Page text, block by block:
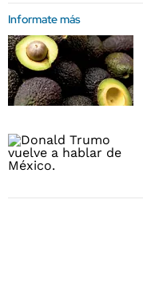
Informate más